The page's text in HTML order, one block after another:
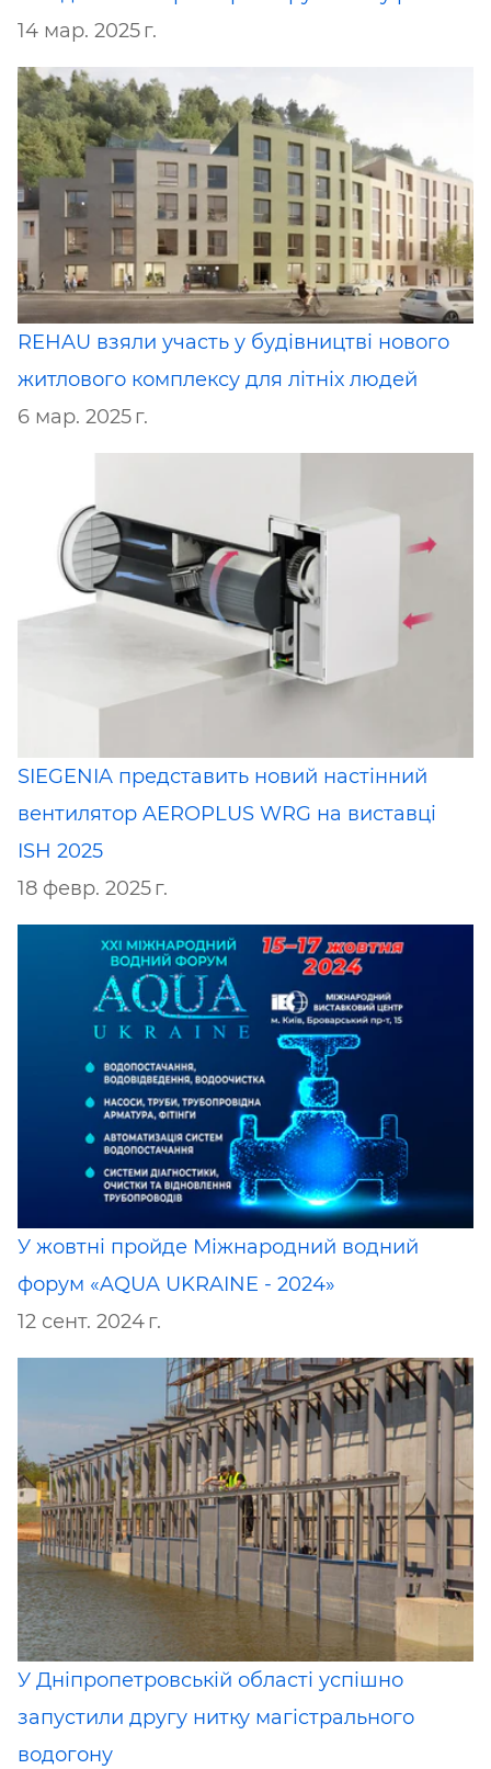
14 мар. 2025 г.
REHAU взяли участь у будівництві нового
житлового комплексу для літніх людей
6 мар. 2025 г.
SIEGENIA представить новий настінний
вентилятор AEROPLUS WRG на виставці
ISH 2025
18 февр. 2025 г.
У жовтні пройде Міжнародний водний
форум «AQUA UKRAINE - 2024»
12 сент. 2024 г.
У Дніпропетровській області успішно
запустили другу нитку магістрального
водогону